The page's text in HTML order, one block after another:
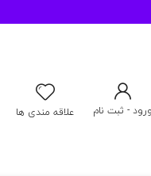
ورود - ثبت نام علاقه مندی ها